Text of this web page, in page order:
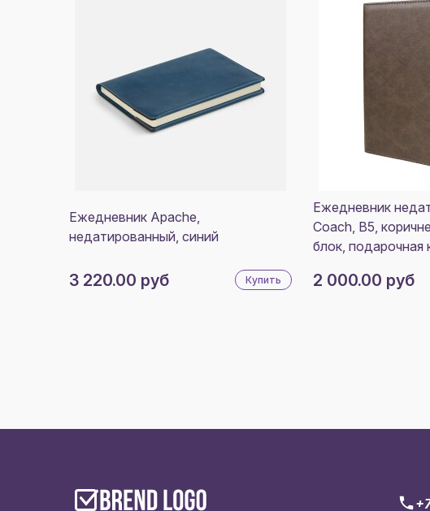
Ежедневник Apache,
недатированный, синий
3 220.00 руб Купить
Ежедневник
Coach, B5,
блок, подарочная
2 000.00 руб